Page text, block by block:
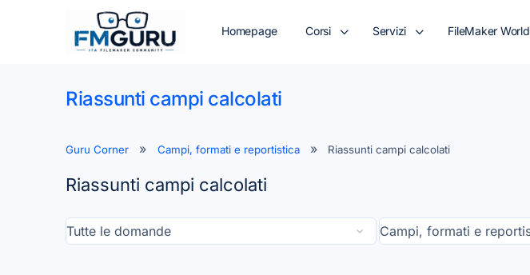
Homepage Corsi Servizi FileMaker World
Riassunti campi calcolati
Guru Corner Campi, formati e reportistica Riassunti campi calcolati
Riassunti campi calcolati